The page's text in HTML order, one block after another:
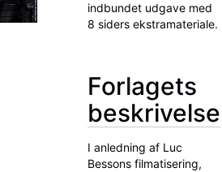
indbundet udgave med
8 siders ekstramateriale.
Forlagets
beskrivelse
I anledning af Luc
Bessons filmatisering,